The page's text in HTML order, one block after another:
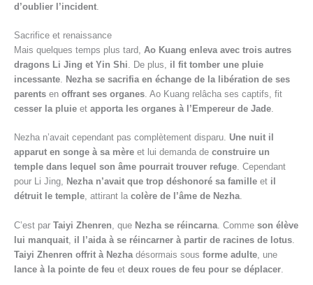
d’oublier l’incident
Sacrifice et renaissance
Mais quelques temps plus tard, Ao Kuang enleva avec trois autres
dragons Li Jing et Yin Shi . De plus, il fit tomber une pluie
incessante
Nezha se sacrifia en échange de la libération de ses
parents en offrant ses organes . Ao Kuang relâcha ses captifs, fit
cesser la pluie et apporta les organes à l’Empereur de Jade
Nezha n’avait cependant pas complètement disparu. Une nuit il
apparut en songe à sa mère et lui demanda de construire un
temple dans lequel son âme pourrait trouver refuge. Cependant
pour Li Jing, Nezha n’avait que trop déshonoré sa famille et il
détruit le temple, attirant la colère de l’âme de Nezha.
C’est par Taiyi Zhenren , que Nezha se réincarna . Comme son élève
lui manquait il l’aida à se réincarner à partir de racines de lotus
Taiyi Zhenren offrit à Nezha désormais sous forme adulte , une
lance à la pointe de feu et deux roues de feu pour se déplacer